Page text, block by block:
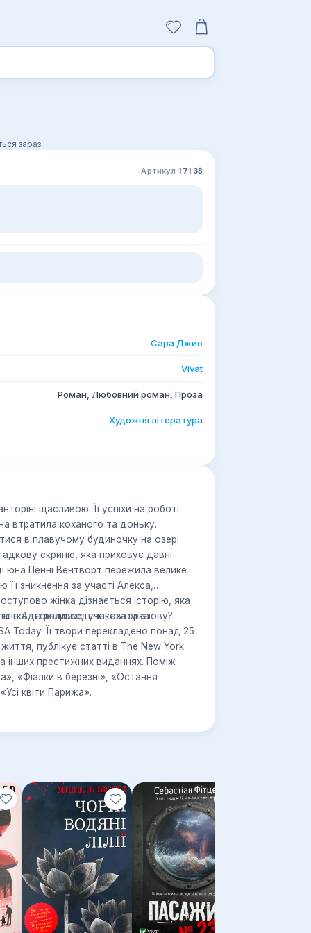
зараз
Артикул 17138
Сара Джио
Vivat
Роман, Любовний роман, Проза
Художня література
щасливою. Її успіхи на роботі
втратила коханого та доньку.
в плавучому будиночку на озері
скриню, яка приховує давні
юна Пенні Вентворт пережила велике
зникнення за участі Алекса,
жінка дізнається історію, яка
Аді сміливості покохати знову?
та радіоведуча, авторка
Today. Її твори перекладено понад 25
публікує статті в The New York
інших престижних виданнях. Поміж
«Фіалки в березні», «Остання
квіти Парижа».